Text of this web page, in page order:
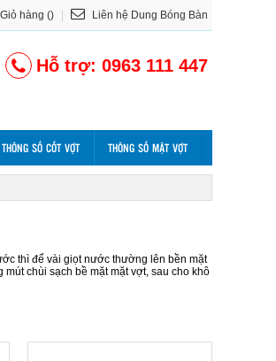
Giỏ hàng () Liên hệ Dung Bóng Bàn
Hỗ trợ: 0963 111 447
THÔNG SỐ CỐT VỢT THÔNG SỐ MẶT VỢT
thì để vài giọt nước thường lên bền mặt
chùi sạch bề mặt mặt vợt, sau cho khô